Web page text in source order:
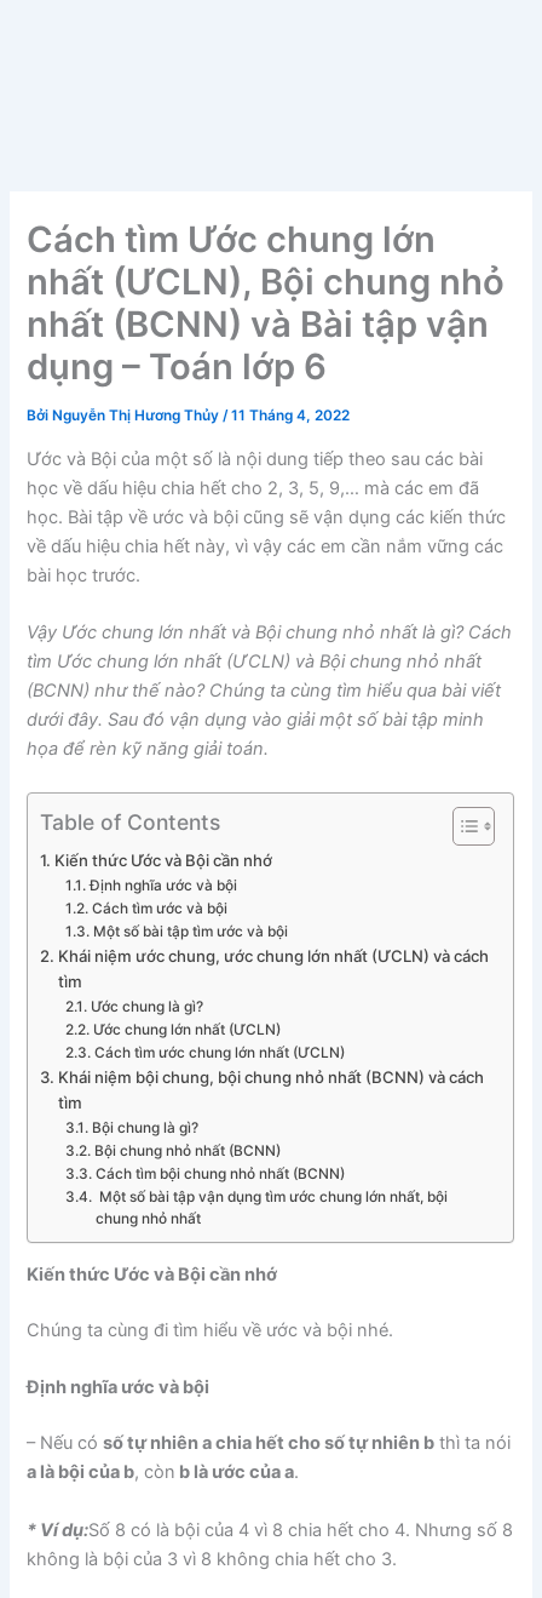
Cách tìm Ước chung lớn
nhất (ƯCLN), Bội chung nhỏ
nhất (BCNN) và Bài tập vận
dụng – Toán lớp 6
Bởi Nguyễn Thị Hương Thủy/11 Tháng 4, 2022
Ước và Bội của một số là nội dung tiếp theo sau các bài
học về dấu hiệu chia hết cho 2, 3, 5, 9,… mà các em đã
học. Bài tập về ước và bội cũng sẽ vận dụng các kiến thức
về dấu hiệu chia hết này, vì vậy các em cần nắm vững các
bài học trước.
Vậy Ước chung lớn nhất và Bội chung nhỏ nhất là gì? Cách
tìm Ước chung lớn nhất (ƯCLN) và Bội chung nhỏ nhất
(BCNN) như thế nào? Chúng ta cùng tìm hiểu qua bài viết
dưới đây. Sau đó vận dụng vào giải một số bài tập minh
họa để rèn kỹ năng giải toán.
Table of Contents
Kiến thức Ước và Bội cần nhớ
Định nghĩa ước và bội
Cách tìm ước và bội
Một số bài tập tìm ước và bội
Khái niệm ước chung, ước chung lớn nhất (ƯCLN) và cách
tìm
Ước chung là gì?
Ước chung lớn nhất (ƯCLN)
Cách tìm ước chung lớn nhất (ƯCLN)
Khái niệm bội chung, bội chung nhỏ nhất (BCNN) và cách
tìm
Bội chung là gì?
Bội chung nhỏ nhất (BCNN)
Cách tìm bội chung nhỏ nhất (BCNN)
Một số bài tập vận dụng tìm ước chung lớn nhất, bội
chung nhỏ nhất
Kiến thức Ước và Bội cần nhớ
Chúng ta cùng đi tìm hiểu về ước và bội nhé.
Định nghĩa ước và bội
– Nếu cósố tự nhiên a chia hết cho số tự nhiên b thì ta nói
a là bội của b, còn b là ước của a.
* Ví dụ:Số 8 có là bội của 4 vì 8 chia hết cho 4. Nhưng số 8
không là bội của 3 vì 8 không chia hết cho 3.